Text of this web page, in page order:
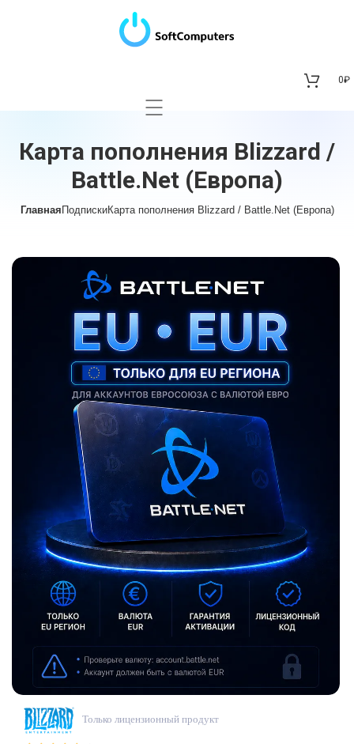
0₽
Карта пополнения Blizzard /
Battle.Net (Европа)
Главная ПодпискиКарта пополнения Blizzard / Battle.Net (Европа)
Только лицензионный продукт